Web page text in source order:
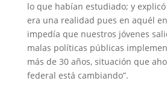
lo que habían estudiado; y
era una realidad pues en aquél
impedía que nuestros jóvenes
malas políticas públicas
más de 30 años, situación que
federal está cambiando”.